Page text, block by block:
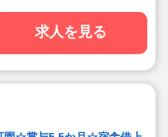
座、プロバスケットボールBリ
ど割引あり！
トセラピーなど、認定証をも
♪
い方にも嬉しいサポート体制
求人を見る